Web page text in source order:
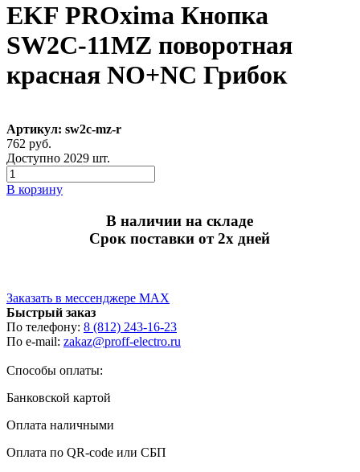
EKF PROxima Кнопка
SW2C-11MZ поворотная
красная NO+NC Грибок
Артикул: sw2c-mz-r
762 руб.
Доступно 2029 шт.
В корзину
В наличии на складе
Срок поставки от 2х дней
Заказать в мессенджере MAX
Быстрый заказ
По телефону: 8 (812) 243-16-23
По e-mail: zakaz@proff-electro.ru
Способы оплаты:
Банковской картой
Оплата наличными
Оплата по QR-code или СБП